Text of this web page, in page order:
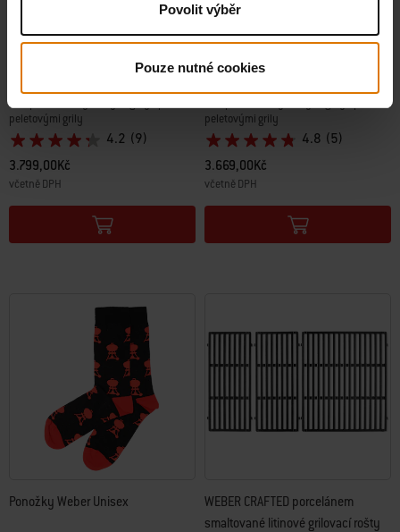
Povolit výběr
Pouze nutné cookies
Kompatibilní s vybranými grily Spirit a
peletovými grily
4.2 (9)
3.799,00Kč
včetně DPH
Color Options
WEBER CRAFTED grilovací rošty z
peletovými grily
4.8 (5)
3.669,00Kč
včetně DPH
Color Options
Ponožky Weber Unisex
WEBER CRAFTED porcelánem
smaltované litinové grilovací rošty